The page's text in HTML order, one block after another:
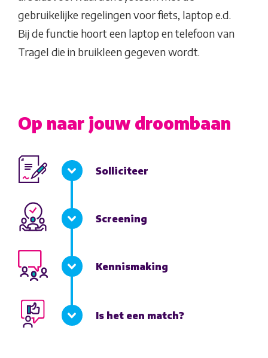
gebruikelijke regelingen voor fiets, laptop e.d.
Bij de functie hoort een laptop en telefoon van
Tragel die in bruikleen gegeven wordt.
Op naar jouw droombaan
Solliciteer
Screening
Kennismaking
Is het een match?